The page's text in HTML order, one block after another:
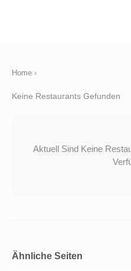
Home ›
Keine Restaurants Gefunden
Aktuell Sind Keine
Ähnliche Seiten